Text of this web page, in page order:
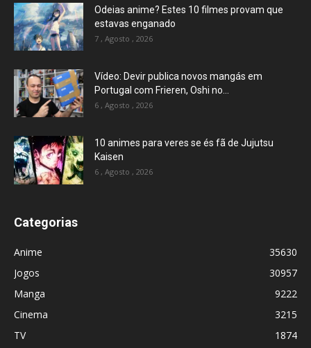
Odeias anime? Estes 10 filmes provam que
estavas enganado
7 , Agosto , 2026
Vídeo: Devir publica novos mangás em
Portugal com Frieren, Oshi no...
6 , Agosto , 2026
10 animes para veres se és fã de Jujutsu
Kaisen
6 , Agosto , 2026
Categorias
Anime
35630
Jogos
30957
Manga
9222
Cinema
3215
TV
1874